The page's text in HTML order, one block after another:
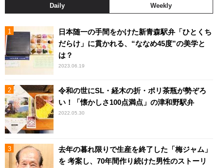
Daily Weekly
日本随一の手間をかけた新青森駅弁「ひとくち
だらけ」に貫かれる、“ななめ45度”の美学と
は？
2023.06.19
令和の世にSL・経木の折・ポリ茶瓶が勢ぞろ
い！「懐かしさ100点満点」の津和野駅弁
2022.05.30
去年の暮れ限りで生産を終了した「梅ジャム」
を 考案し、70年間作り続けた男性のストーリ